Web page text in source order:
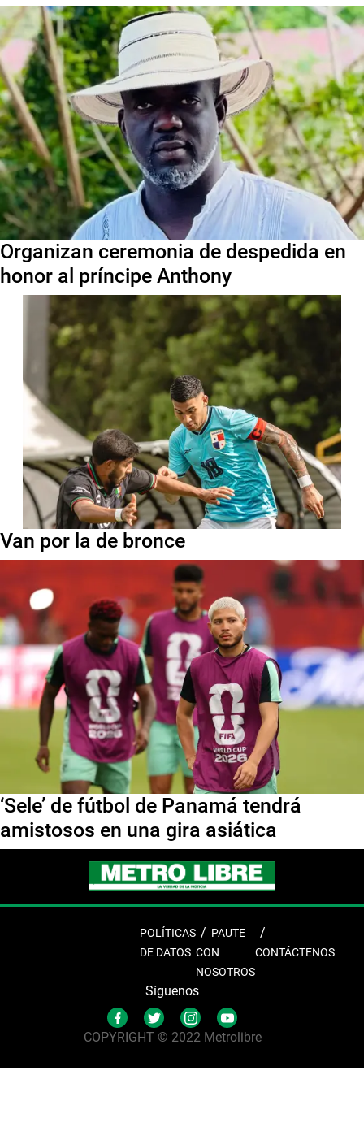
Organizan ceremonia de despedida en
honor al príncipe Anthony
Van por la de bronce
‘Sele’ de fútbol de Panamá tendrá
amistosos en una gira asiática
POLÍTICAS
DE DATOS
PAUTE
CON
NOSOTROS
CONTÁCTENOS
Síguenos
COPYRIGHT © 2022 Metrolibre